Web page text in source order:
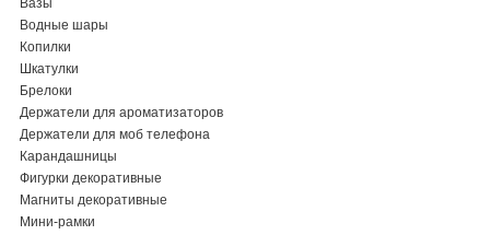
Вазы
Водные шары
Копилки
Шкатулки
Брелоки
Держатели для ароматизаторов
Держатели для моб телефона
Карандашницы
Фигурки декоративные
Магниты декоративные
Мини-рамки